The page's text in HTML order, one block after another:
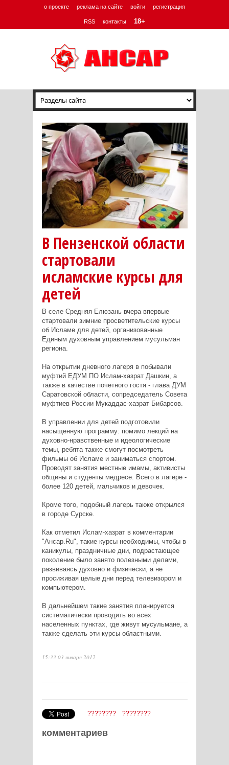
о проекте реклама на сайте войти регистрация
RSS контакты 18+
В Пензенской области
стартовали
исламские курсы для
детей
В селе Средняя Елюзань вчера впервые
стартовали зимние просветительские курсы
об Исламе для детей, организованные
Единым духовным управлением мусульман
региона.
На открытии дневного лагеря в побывали
муфтий ЕДУМ ПО Ислам-хазрат Дашкин, а
также в качестве почетного гостя - глава ДУМ
Саратовской области, сопредседатель Совета
муфтиев России Мукаддас-хазрат Бибарсов.
В управлении для детей подготовили
насыщенную программу: помимо лекций на
духовно-нравственные и идеологические
темы, ребята также смогут посмотреть
фильмы об Исламе и заниматься спортом.
Проводят занятия местные имамы, активисты
общины и студенты медресе. Всего в лагере -
более 120 детей, мальчиков и девочек.
Кроме того, подобный лагерь также открылся
в городе Сурске.
Как отметил Ислам-хазрат в комментарии
"Ансар.Ru", такие курсы необходимы, чтобы в
каникулы, праздничные дни, подрастающее
поколение было занято полезными делами,
развиваясь духовно и физически, а не
просиживая целые дни перед телевизором и
компьютером.
В дальнейшем такие занятия планируется
систематически проводить во всех
населенных пунктах, где живут мусульмане, а
также сделать эти курсы областными.
15:33 03 января 2012
???????? ????????
комментариев